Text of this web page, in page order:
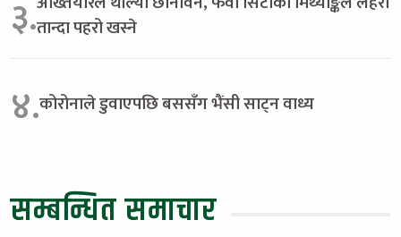
३.तान्दा पहरो खस्ने
४.कोरोनाले डुवाएपछि बससँग भैंसी साट्न वाध्य
सम्बन्धित समाचार